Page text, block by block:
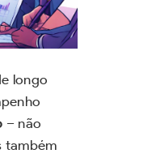
longo
– não
também